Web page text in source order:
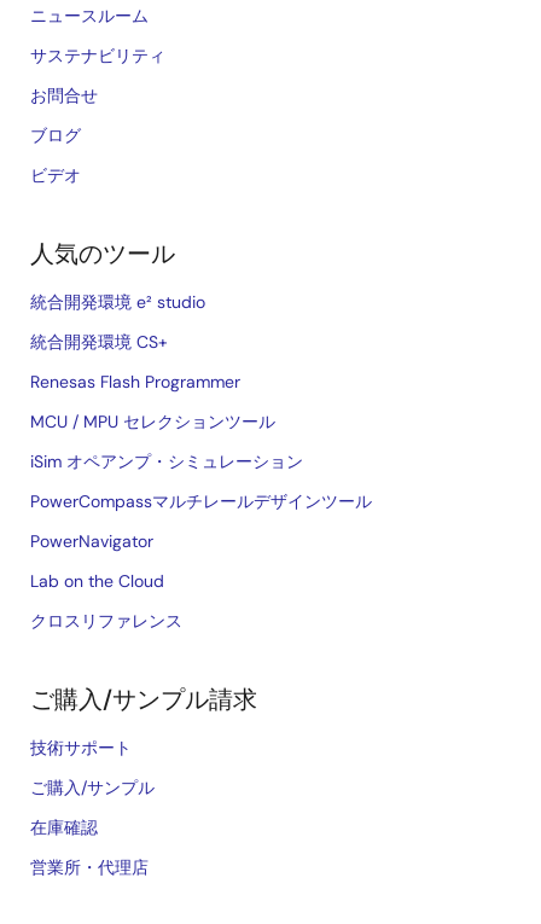
ニュースルーム
サステナビリティ
お問合せ
ブログ
ビデオ
人気のツール
統合開発環境 e² studio
統合開発環境 CS+
Renesas Flash Programmer
MCU / MPU セレクションツール
iSim オペアンプ・シミュレーション
PowerCompassマルチレールデザインツール
PowerNavigator
Lab on the Cloud
クロスリファレンス
ご購入/サンプル請求
技術サポート
ご購入/サンプル
在庫確認
営業所・代理店